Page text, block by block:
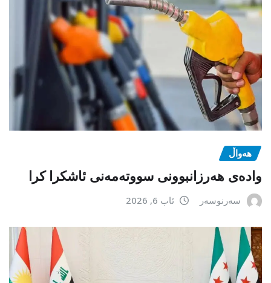
هەواڵ
وادەی هەرزانبوونی سووتەمەنی ئاشکرا کرا
سەرنوسەر ئاب 6, 2026